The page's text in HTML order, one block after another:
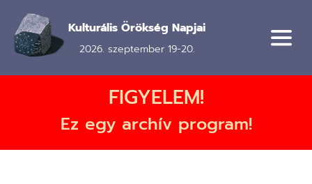
a
tartalomra
Kulturális Örökség Napjai
2026. szeptember 19-20.
FIGYELEM!
Ez egy archív program!